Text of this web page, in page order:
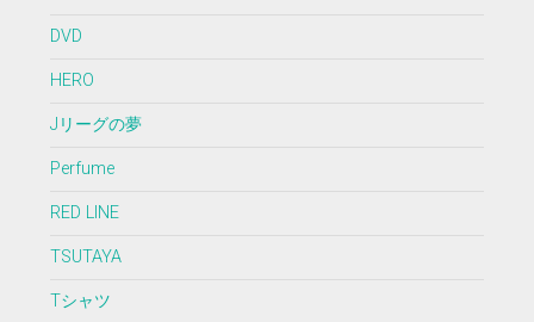
DVD
HERO
Jリーグの夢
Perfume
RED LINE
TSUTAYA
Tシャツ